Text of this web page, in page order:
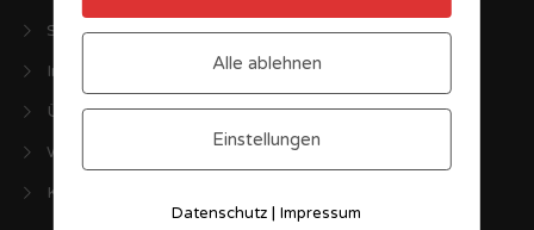
Support
Impressum
Über ITJobs
Wie kann ich posten?
Kontakt
Alle ablehnen
Einstellungen
Datenschutz |Impressum